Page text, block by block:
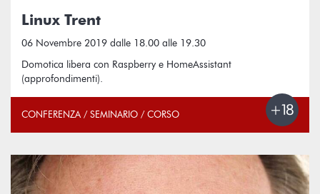
Linux Trent
06 Novembre 2019 dalle 18.00 alle 19.30
Domotica libera con Raspberry e HomeAssistant
(approfondimenti).
CONFERENZA / SEMINARIO / CORSO